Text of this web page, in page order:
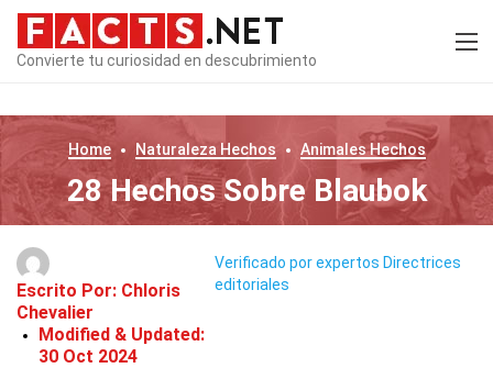
Convierte tu curiosidad en descubrimiento
Home Naturaleza Hechos AnimalesHechos
28 Hechos Sobre Blaubok
Escrito Por: Chloris
Chevalier
Modified & Updated:
30 Oct 2024
Verificado por expertos Directrices
editoriales